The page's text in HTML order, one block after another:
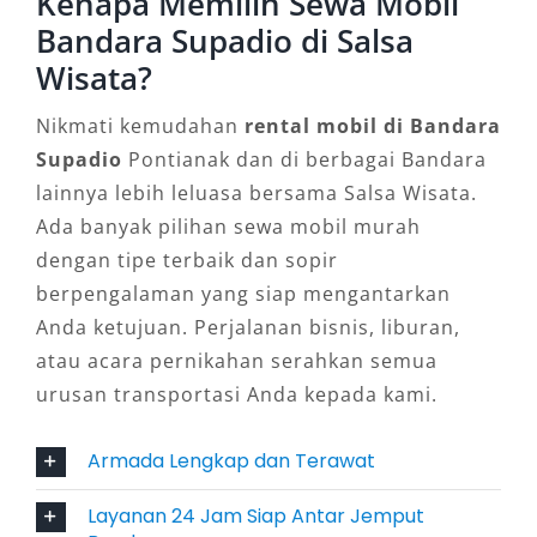
kantor, atau study tour, unit ini memiliki kabin
lega dan sistem pendingin merata di seluruh
kursi. Layanan booking mobil di bandara
sangat mudah—Anda bisa langsung memesan
sewa mobil Bandara Pontianak jenis Elf untuk
perjalanan luar kota tanpa repot.
5. Toyota Avanza
Sebagai mobil keluarga paling populer, Toyota
Avanza menawarkan fleksibilitas, efisiensi, dan
kenyamanan. Dikenal tangguh untuk segala
kondisi jalan, Avanza cocok digunakan untuk
antar jemput Bandara Supadio, keperluan
keluarga, hingga perjalanan dinas. Harga sewa
mobil yang terjangkau menjadikannya solusi
Bandara Supadio di Salsa
Wisata?
Nikmati kemudahan rental mobil di Bandara
Supadio Pontianak dan di berbagai Bandara
lainnya lebih leluasa bersama Salsa Wisata.
Ada banyak pilihan sewa mobil murah
dengan tipe terbaik dan sopir
berpengalaman yang siap mengantarkan
Anda ketujuan. Perjalanan bisnis, liburan,
atau acara pernikahan serahkan semua
urusan transportasi Anda kepada kami.
Armada Lengkap dan Terawat
Layanan 24 Jam Siap Antar Jemput